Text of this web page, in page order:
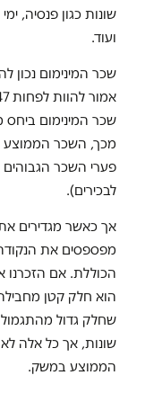
שונות כגון פנסיה,
ועוד.
שכר המינימום ביחס
מכך, השכר הממוצע
פערי השכר הגבוהים
לבכירים).
אך כאשר מגדירים
מפספסים את
הכוללת. אם
הוא חלק קטן
שחלק גדול מהתגמול
שונות, אך כל אלה
הממוצע במשק.